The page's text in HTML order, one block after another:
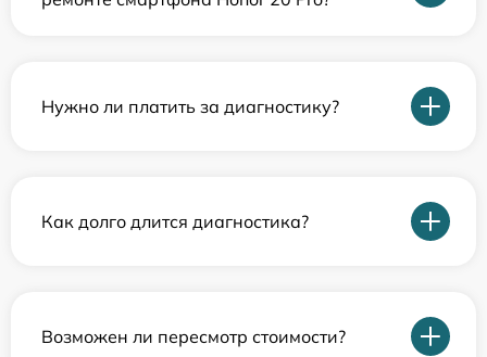
Нужно ли платить за диагностику?
Как долго длится диагностика?
Возможен ли пересмотр стоимости?